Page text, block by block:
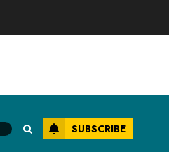
SUBSCRIBE